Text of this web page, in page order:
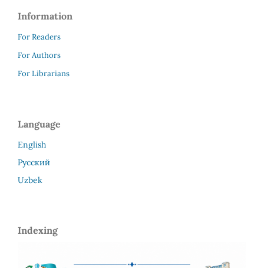
Information
For Readers
For Authors
For Librarians
Language
English
Русский
Uzbek
Indexing